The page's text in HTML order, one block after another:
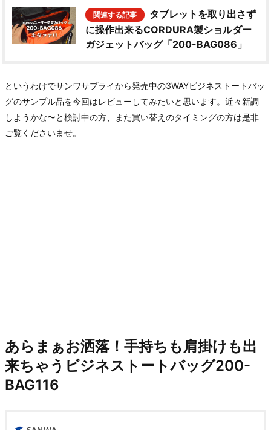
タブレットを取り出さず
に操作出来るCORDURA製ショルダー
ガジェットバッグ「200-BAG086」
というわけでサンワサプライから発売中の3WAYビジネストートバッ
グのサンプル品を今回はレビューしてみたいと思います。近々新調
しようかな〜と検討中の方、また買い替えのタイミングの方は是非
ご覧くださいませ。
あらまぁお洒落！手持ちも肩掛けも出
来ちゃうビジネストートバッグ200-
BAG116